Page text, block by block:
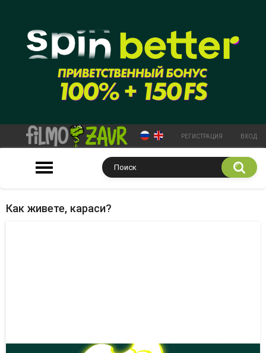
РЕГИСТРАЦИЯ ВХОД
Как живете, караси?